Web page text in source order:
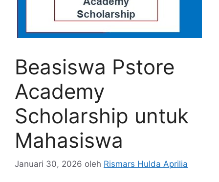
Beasiswa Pstore
Academy
Scholarship untuk
Mahasiswa
Januari 30, 2026 oleh Rismars Hulda Aprilia